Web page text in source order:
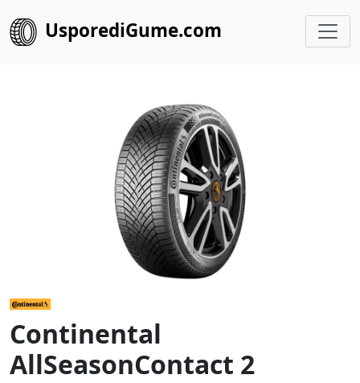
UsporediGume.com
Continental
AllSeasonContact 2